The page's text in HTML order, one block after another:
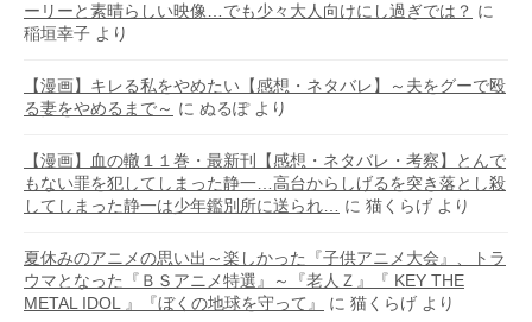
ーリーと素晴らしい映像…でも少々大人向けにし過ぎでは？ に
稲垣幸子 より
【漫画】キレる私をやめたい【感想・ネタバレ】～夫をグーで殴
る妻をやめるまで～ に ぬるぽより
【漫画】血の轍１１巻・最新刊【感想・ネタバレ・考察】とんで
もない罪を犯してしまった静一…高台からしげるを突き落とし殺
してしまった静一は少年鑑別所に送られ… に 猫くらげ より
夏休みのアニメの思い出～楽しかった『子供アニメ大会』、トラ
ウマとなった『ＢＳアニメ特選』～『老人Ｚ』『 KEY THE
METAL IDOL 』『ぼくの地球を守って』
に 猫くらげ より